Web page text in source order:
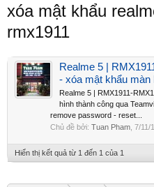
xóa mật khẩu
rmx1911
Realme 5 |
- xóa mật khẩu màn
Realme 5 | RMX1911-
hình thành công qua
remove password - reset...
Chủ đề bởi: Tuan Pham 7/11/
Hiển thị kết quả từ 1 đến 1 của 1